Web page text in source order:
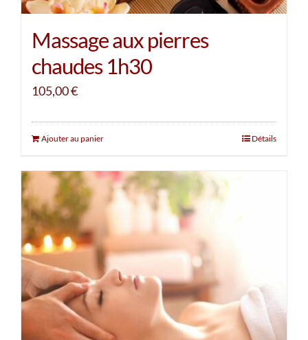
Massage aux pierres
chaudes 1h30
105,00€
Ajouter au panier Détails